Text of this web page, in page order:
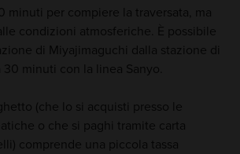
minuti per compiere la traversata, ma
condizioni atmosferiche. È possibile
di Miyajimaguchi dalla stazione di
minuti con la linea Sanyo.
(che lo si acquisti presso le
o che si paghi tramite carta
comprende una piccola tassa